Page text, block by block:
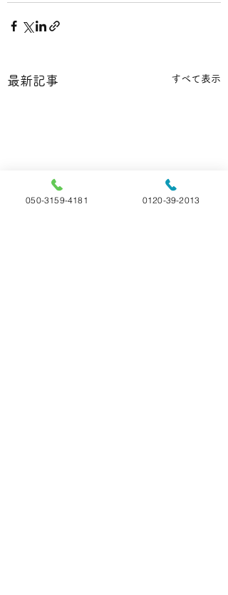
最新記事 すべて表示
050-3159-4181 0120-39-2013